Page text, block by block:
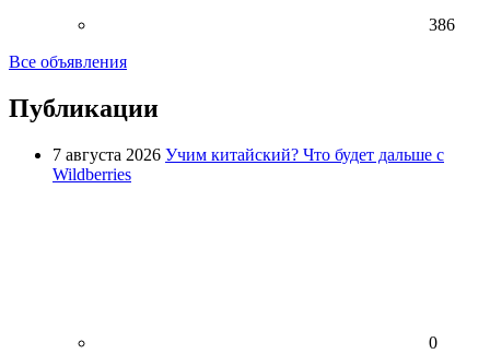
386
Все объявления
Публикации
7 августа 2026 Учим китайский? Что будет дальше с
Wildberries
0